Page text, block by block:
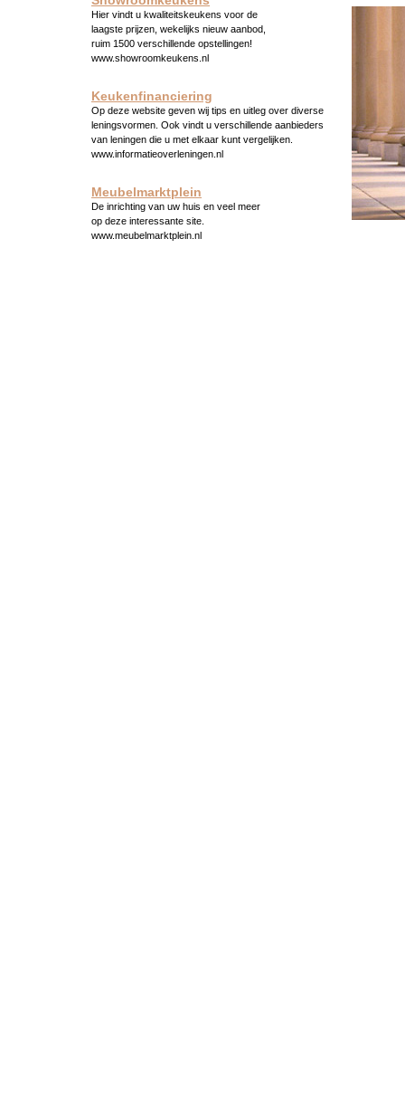
Hier vindt u kwaliteitskeukens voor de
laagste prijzen, wekelijks nieuw aanbod,
ruim 1500 verschillende opstellingen!
www.showroomkeukens.nl
Keukenfinanciering
Op deze website geven wij tips en uitleg over diverse
leningsvormen. Ook vindt u verschillende aanbieders
van leningen die u met elkaar kunt vergelijken.
www.informatieoverleningen.nl
Meubelmarktplein
De inrichting van uw huis en veel meer
op deze interessante site.
www.meubelmarktplein.nl